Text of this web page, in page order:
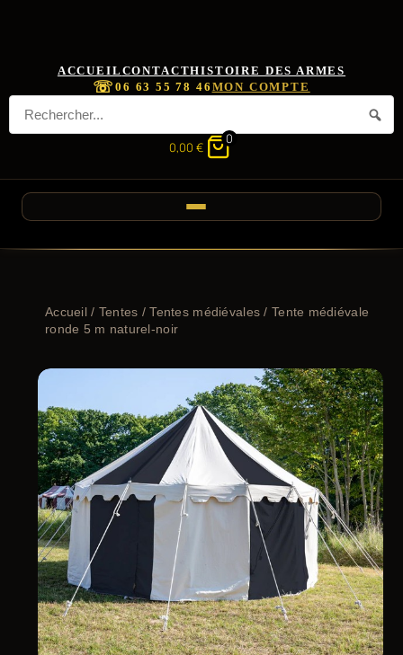
ACCUEIL CONTACTHISTOIRE DES ARMES
☏06 63 55 78 46 MON COMPTE
0,00 €
0
Accueil/ Tentes /Tentes médiévales / Tente médiévale
ronde 5 m naturel-noir